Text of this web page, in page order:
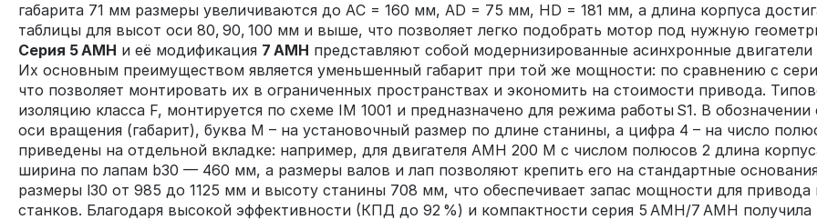
габарита 71 мм размеры увеличиваются до AС = 160 мм, AD = 75 мм, HD = 181 мм, а длина корпуса
таблицы для высот оси 80, 90, 100 мм и выше, что позволяет легко подобрать мотор под нужную
Серия 5 АМН и её модификация 7 АМН представляют собой модернизированные асинхронные
Их основным преимуществом является уменьшенный габарит при той же мощности: по сравнению с
что позволяет монтировать их в ограниченных пространствах и экономить на стоимости привода.
изоляцию класса F, монтируется по схеме IM 1001 и предназначено для режима работы S1. В
оси вращения (габарит), буква M – на установочный размер по длине станины, а цифра 4 – на число
приведены на отдельной вкладке: например, для двигателя АМН 200 М с числом полюсов 2 длина
ширина по лапам b30 — 460 мм, а размеры валов и лап позволяют крепить его на стандартные
размеры l30 от 985 до 1125 мм и высоту станины 708 мм, что обеспечивает запас мощности для
станков. Благодаря высокой эффективности (КПД до 92 %) и компактности серия 5 АМН/7 АМН